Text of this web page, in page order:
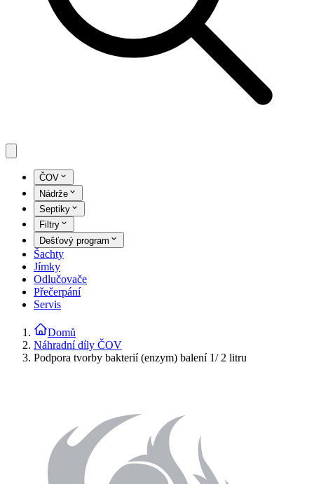
ČOV
Nádrže
Septiky
Filtry
Dešťový program
Šachty
Jímky
Odlučovače
Přečerpání
Servis
Domů
Náhradní díly ČOV
Podpora tvorby bakterií (enzym) balení 1/ 2 litru